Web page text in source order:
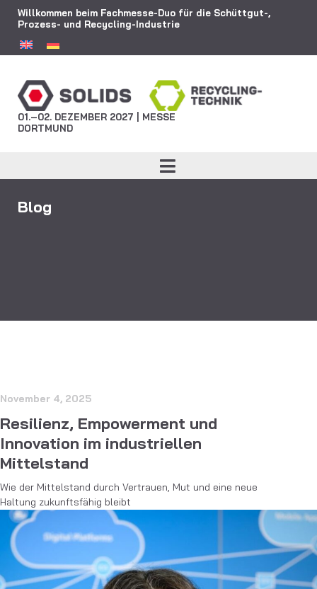
Willkommen beim Fachmesse-Duo für die Schüttgut-,
Prozess- und Recycling-Industrie
01.–02. DEZEMBER 2027 | MESSE
DORTMUND
Blog
November 4, 2025
Resilienz, Empowerment und
Innovation im industriellen
Mittelstand
Wie der Mittelstand durch Vertrauen, Mut und eine neue
Haltung zukunftsfähig bleibt